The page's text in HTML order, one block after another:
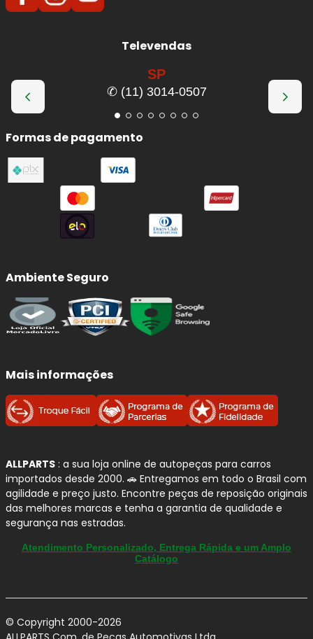
Televendas
SP
✆ (11) 3014-0507
Formas de pagamento
Ambiente Seguro
Mais informações
ALLPARTS : a sua loja online de autopeças para carros
importados desde 2000. 🚗 Entregamos em todo o Brasil com
agilidade e preço justo. Encontre peças de reposição originais
das melhores marcas e tenha a garantia de qualidade e
segurança nas estradas.
Atendimento Personalizado, Entrega Rápida e um Amplo
Catálogo
© Copyright 2000-2026